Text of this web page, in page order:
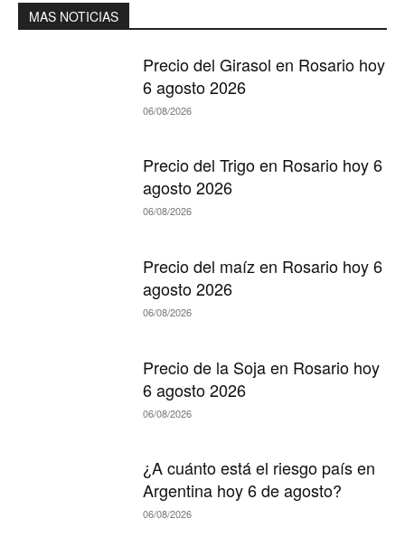
MAS NOTICIAS
Precio del Girasol en Rosario hoy
6 agosto 2026
06/08/2026
Precio del Trigo en Rosario hoy 6
agosto 2026
06/08/2026
Precio del maíz en Rosario hoy 6
agosto 2026
06/08/2026
Precio de la Soja en Rosario hoy
6 agosto 2026
06/08/2026
¿A cuánto está el riesgo país en
Argentina hoy 6 de agosto?
06/08/2026